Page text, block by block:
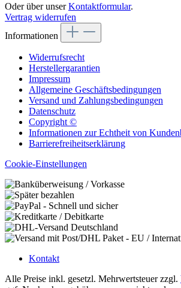
Oder über unserKontaktformular.
Vertrag widerrufen
Informationen
Widerrufsrecht
Herstellergarantien
Impressum
Allgemeine Geschäftsbedingungen
Versand und Zahlungsbedingungen
Datenschutz
Copyright ©
Informationen zur Echtheit von
Barrierefreiheitserklärung
Cookie-Einstellungen
Kontakt
Alle Preise inkl. gesetzl. Mehrwertsteuer zzgl.